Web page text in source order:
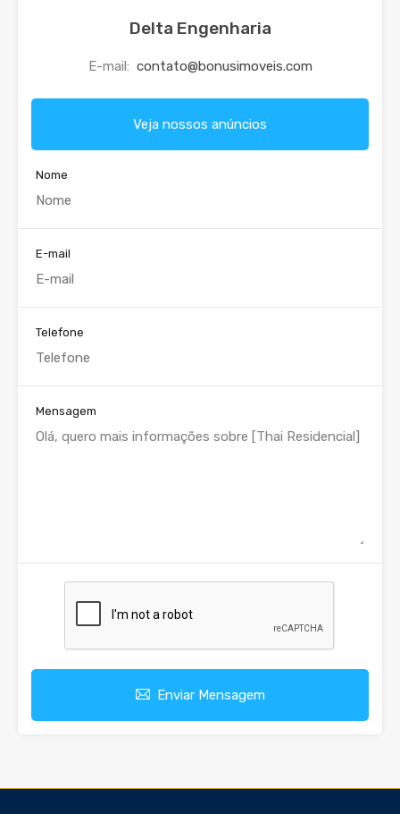
Delta Engenharia
E-mail: contato@bonusimoveis.com
Veja nossos anúncios
Nome
E-mail
Telefone
Mensagem
Enviar Mensagem